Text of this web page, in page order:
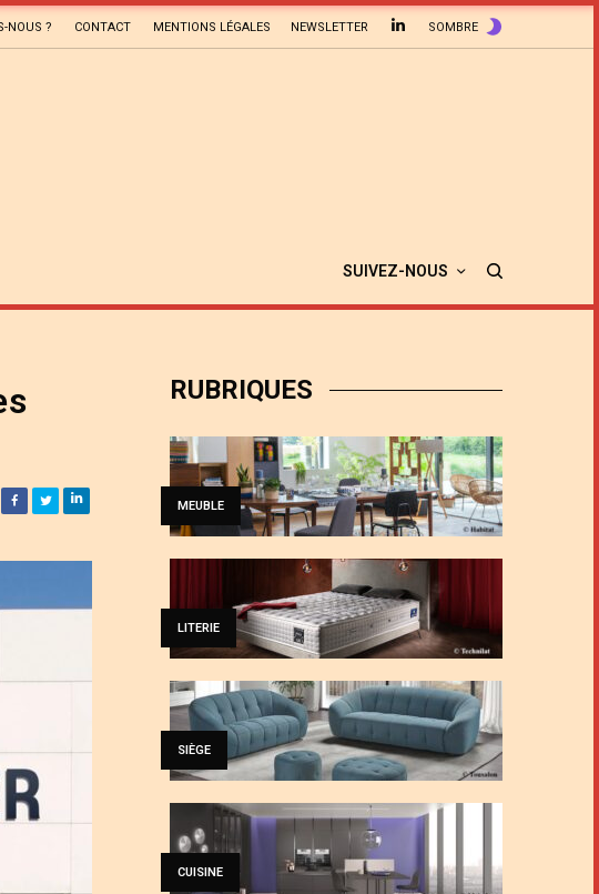
NOUS ? CONTACT MENTIONS LÉGALES NEWSLETTER SOMBRE
SUIVEZ-NOUS
RUBRIQUES
MEUBLE
LITERIE
SIÈGE
CUISINE